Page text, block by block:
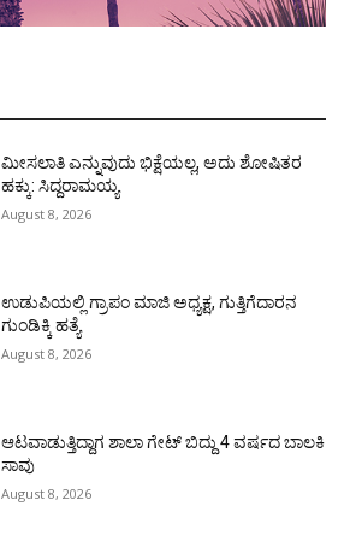
ಮೀಸಲಾತಿ ಎನ್ನುವುದು ಭಿಕ್ಷೆಯಲ್ಲ, ಅದು ಶೋಷಿತರ
ಹಕ್ಕು: ಸಿದ್ದರಾಮಯ್ಯ
August 8, 2026
ಉಡುಪಿಯಲ್ಲಿ ಗ್ರಾಪಂ ಮಾಜಿ ಅಧ್ಯಕ್ಷ, ಗುತ್ತಿಗೆದಾರನ
ಗುಂಡಿಕ್ಕಿ ಹತ್ಯೆ
August 8, 2026
ಆಟವಾಡುತ್ತಿದ್ದಾಗ ಶಾಲಾ ಗೇಟ್‌ ಬಿದ್ದು 4 ವರ್ಷದ ಬಾಲಕಿ
ಸಾವು
August 8, 2026